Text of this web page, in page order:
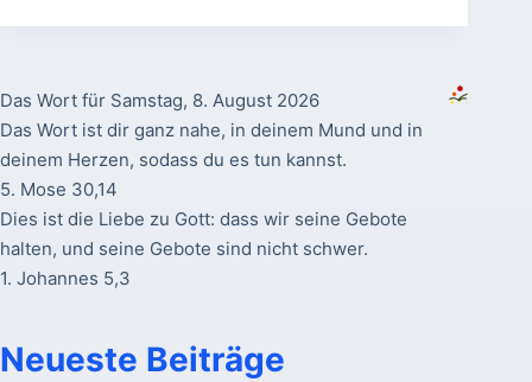
Das Wort für Samstag, 8. August 2026
Das Wort ist dir ganz nahe, in deinem Mund und in
deinem Herzen, sodass du es tun kannst.
5. Mose 30,14
Dies ist die Liebe zu Gott: dass wir seine Gebote
halten, und seine Gebote sind nicht schwer.
1. Johannes 5,3
Neueste Beiträge